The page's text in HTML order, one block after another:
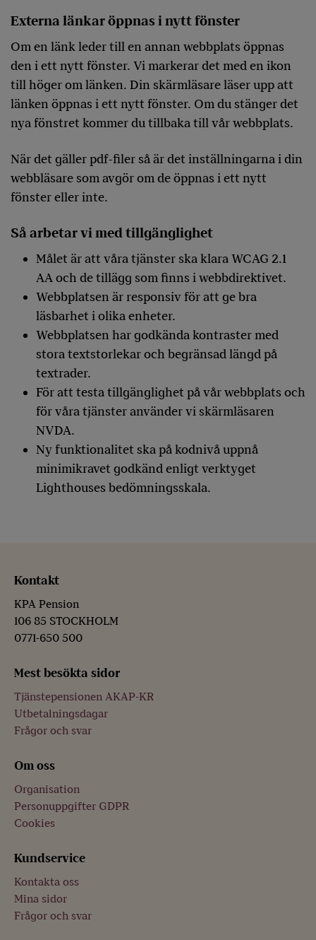
Externa länkar öppnas i nytt fönster
Om en länk leder till en annan webbplats öppnas
den i ett nytt fönster. Vi markerar det med en ikon
till höger om länken. Din skärmläsare läser upp att
länken öppnas i ett nytt fönster. Om du stänger det
nya fönstret kommer du tillbaka till vår webbplats.
När det gäller pdf-filer så är det inställningarna i din
webbläsare som avgör om de öppnas i ett nytt
fönster eller inte.
Så arbetar vi med tillgänglighet
Målet är att våra tjänster ska klara WCAG 2.1
AA och de tillägg som finns i webbdirektivet.
Webbplatsen är responsiv för att ge bra
läsbarhet i olika enheter.
Webbplatsen har godkända kontraster med
stora textstorlekar och begränsad längd på
textrader.
För att testa tillgänglighet på vår webbplats och
för våra tjänster använder vi skärmläsaren
NVDA.
Ny funktionalitet ska på kodnivå uppnå
minimikravet godkänd enligt verktyget
Lighthouses bedömningsskala.
Kontakt
KPA Pension
106 85 STOCKHOLM
0771-650 500
Mest besökta sidor
Tjänstepensionen AKAP-KR
Utbetalningsdagar
Frågor och svar
Om oss
Organisation
Personuppgifter GDPR
Cookies
Kundservice
Kontakta oss
Mina sidor
Frågor och svar